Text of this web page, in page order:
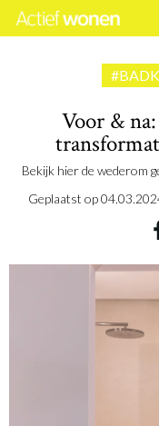
Voor &
Bekijk hier de wederom
Geplaatst op